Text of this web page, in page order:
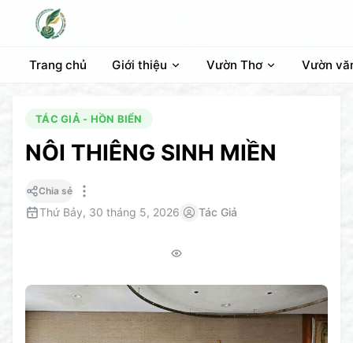
Trang chủ Giới thiệu Vườn Thơ Vườn
TÁC GIẢ - HỒN BIỂN
NÔI THIÊNG SINH MIỀN
Chia sẻ
Thứ Bảy, 30 tháng 5, 2026 Tác Giả